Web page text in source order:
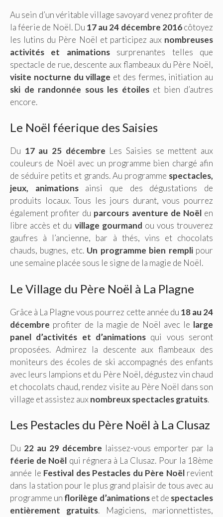
Au sein d’un véritable village savoyard venez profiter de
la féerie de Noël. Du 17 au 24 décembre 2016côtoyez
les lutins du Père Noël et participez aux nombreuses
activités et animationssurprenantes telles que
spectacle de rue, descente aux flambeaux du Père Noël,
visite nocturne du village et des fermes, initiation au
ski de randonnée sous les étoileset bien d’autres
encore.
Le Noël féerique des Saisies
Du 17 au 25 décembre Les Saisies se mettent aux
couleurs de Noël avec un programme bien chargé afin
de séduire petits et grands. Au programme spectacles,
jeux, animationsainsi que des dégustations de
produits locaux. Tous les jours durant, vous pourrez
également profiter du parcours aventure de Noëlen
libre accès et du village gourmand ou vous trouverez
gaufres à l’ancienne, bar à thés, vins et chocolats
chauds, bugnes, etc. Un programme bien remplipour
une semaine placée sous le signe de la magie de Noël.
Le Village du Père Noël à La Plagne
Grâce à La Plagne vous pourrez cette année du 18 au 24
décembre profiter de la magie de Noël avec le large
panel d’activités et d’animations qui vous seront
proposées. Admirez la descente aux flambeaux des
moniteurs des écoles de ski accompagnés des enfants
avec leurs lampions et du Père Noël, dégustez vin chaud
et chocolats chaud, rendez visite au Père Noël dans son
village et assistez aux nombreux spectacles gratuits.
Les Pestacles du Père Noël à La Clusaz
Du 22 au 29 décembre laissez-vous emporter par la
féerie de Noël qui régnera à La Clusaz. Pour la 18ème
année le Festival des Pestacles du Père Noëlrevient
dans la station pour le plus grand plaisir de tous avec au
programme un florilège d’animationset de spectacles
entièrement gratuits. Magiciens, marionnettistes,